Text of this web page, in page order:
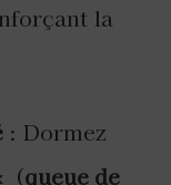
la
: Dormez
(queue de